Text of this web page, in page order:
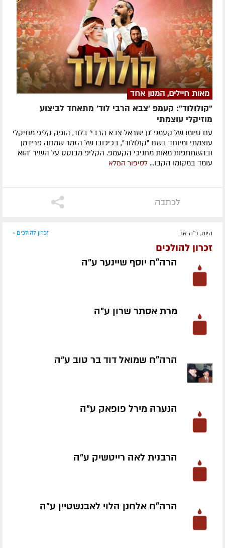
מאות חיילים, המנון אחד
"קולולוד": קעמפ 'צבא הרבי לוד' מתאחד לביצוע
מוזיקלי עוצמתי
עם סיומו של קעמפ 'גן ישראל צבא הרבי' בלוד, הופק קליפ מוזיקלי
עוצמתי ומיוחד בשם "קולולוד", בכיכובו של הזמר שמחה פרידמן
ובהשתתפות מאות מחניכי הקעמפ. הקליפ מבוסס על השיר 'הוא
עומד במקומו הקבו... לסיפור המלא
לכתבה
היום, כ"ה אב זכרון להולכים »
זכרון להולכים
הרה"ח יוסף שיינער ע״ה
מרת אסתר שרון ע״ה
הרה"ח שמואל דוד בר טוב ע״ה
הנערה מירל פופאק ע״ה
הרבנית לאה רייטשיק ע״ה
הרה"ח אלחנן הלוי לאבנשטיין ע״ה